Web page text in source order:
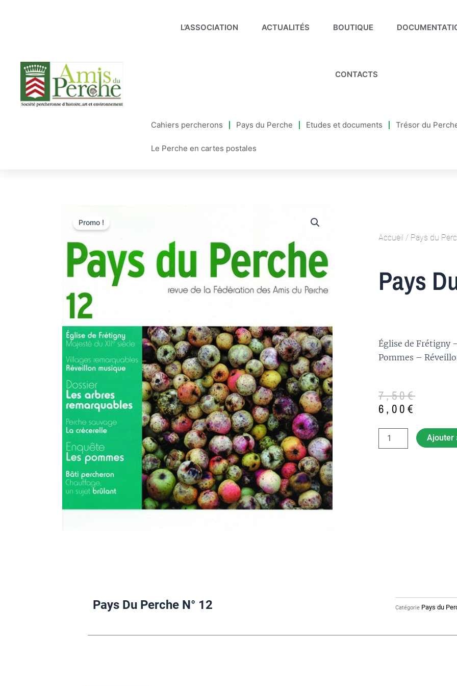
L’ASSOCIATION ACTUALITÉS BOUTIQUE
CONTACTS
Cahiers percherons Pays du Perche Etudes et documents Trésor du
Le Perche en cartes postales
Promo !
Accueil / Pays du
Pays
Église de Frétigny
Pommes –
7,50€
Le
prix
était :
7,50€.
6,00€
Le
prix
est :
6,00€.
Ajouter
Pays Du Perche N° 12 Catégorie Pays du